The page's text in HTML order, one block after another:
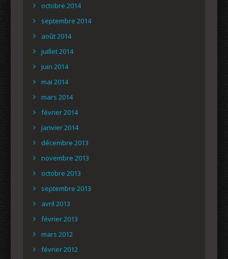
octobre 2014
septembre 2014
août 2014
juillet 2014
juin 2014
mai 2014
mars 2014
février 2014
janvier 2014
décembre 2013
novembre 2013
octobre 2013
septembre 2013
avril 2013
février 2013
mars 2012
février 2012